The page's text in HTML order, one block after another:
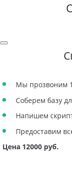
Мы прозвоним
Соберем базу
Напишем
Предоставим
Цена 12000 руб.